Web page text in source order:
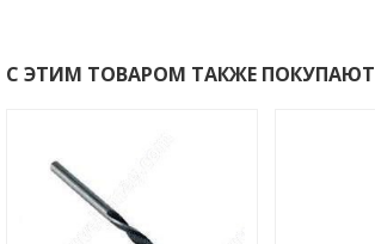
С ЭТИМ ТОВАРОМ ТАКЖЕ ПОКУПАЮТ